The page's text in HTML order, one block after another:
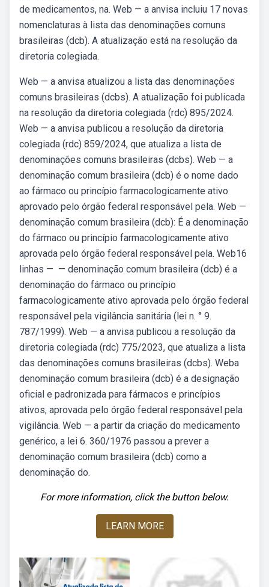
de medicamentos, na. Web — a anvisa incluiu 17 novas
nomenclaturas à lista das denominações comuns
brasileiras (dcb). A atualização está na resolução da
diretoria colegiada.
Web — a anvisa atualizou a lista das denominações
comuns brasileiras (dcbs). A atualização foi publicada
na resolução da diretoria colegiada (rdc) 895/2024.
Web — a anvisa publicou a resolução da diretoria
colegiada (rdc) 859/2024, que atualiza a lista de
denominações comuns brasileiras (dcbs). Web — a
denominação comum brasileira (dcb) é o nome dado
ao fármaco ou princípio farmacologicamente ativo
aprovado pelo órgão federal responsável pela. Web —
denominação comum brasileira (dcb): É a denominação
do fármaco ou princípio farmacologicamente ativo
aprovada pelo órgão federal responsável pela. Web16
linhas — — denominação comum brasileira (dcb) é a
denominação do fármaco ou princípio
farmacologicamente ativo aprovada pelo órgão federal
responsável pela vigilância sanitária (lei n. ° 9.
787/1999). Web — a anvisa publicou a resolução da
diretoria colegiada (rdc) 775/2023, que atualiza a lista
das denominações comuns brasileiras (dcbs). Weba
denominação comum brasileira (dcb) é a designação
oficial e padronizada para fármacos e princípios
ativos, aprovada pelo órgão federal responsável pela
vigilância. Web — a partir da criação do medicamento
genérico, a lei 6. 360/1976 passou a prever a
denominação comum brasileira (dcb) como a
denominação do.
For more information, click the button below.
LEARN MORE